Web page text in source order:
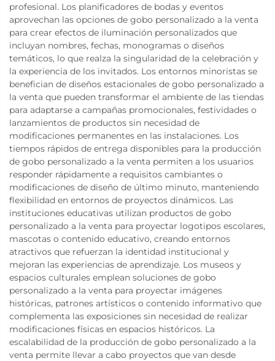
profesional. Los planificadores de bodas y eventos
aprovechan las opciones de gobo personalizado a la venta
para crear efectos de iluminación personalizados que
incluyan nombres, fechas, monogramas o diseños
temáticos, lo que realza la singularidad de la celebración y
la experiencia de los invitados. Los entornos minoristas se
benefician de diseños estacionales de gobo personalizado a
la venta que pueden transformar el ambiente de las tiendas
para adaptarse a campañas promocionales, festividades o
lanzamientos de productos sin necesidad de
modificaciones permanentes en las instalaciones. Los
tiempos rápidos de entrega disponibles para la producción
de gobo personalizado a la venta permiten a los usuarios
responder rápidamente a requisitos cambiantes o
modificaciones de diseño de último minuto, manteniendo
flexibilidad en entornos de proyectos dinámicos. Las
instituciones educativas utilizan productos de gobo
personalizado a la venta para proyectar logotipos escolares,
mascotas o contenido educativo, creando entornos
atractivos que refuerzan la identidad institucional y
mejoran las experiencias de aprendizaje. Los museos y
espacios culturales emplean soluciones de gobo
personalizado a la venta para proyectar imágenes
históricas, patrones artísticos o contenido informativo que
complementa las exposiciones sin necesidad de realizar
modificaciones físicas en espacios históricos. La
escalabilidad de la producción de gobo personalizado a la
venta permite llevar a cabo proyectos que van desde